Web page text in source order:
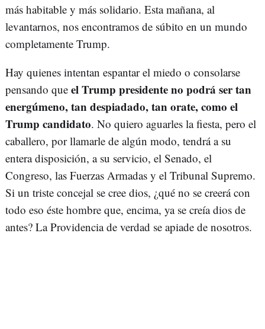
más habitable y más solidario. Esta mañana, al
levantarnos, nos encontramos de súbito en un mundo
completamente Trump.
Hay quienes intentan espantar el miedo o consolarse
pensando que el Trump presidente no podrá ser tan
energúmeno, tan despiadado, tan orate, como el
Trump candidato. No quiero aguarles la fiesta, pero el
caballero, por llamarle de algún modo, tendrá a su
entera disposición, a su servicio, el Senado, el
Congreso, las Fuerzas Armadas y el Tribunal Supremo.
Si un triste concejal se cree dios, ¿qué no se creerá con
todo eso éste hombre que, encima, ya se creía dios de
antes? La Providencia de verdad se apiade de nosotros.